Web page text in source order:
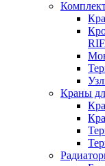
Краны